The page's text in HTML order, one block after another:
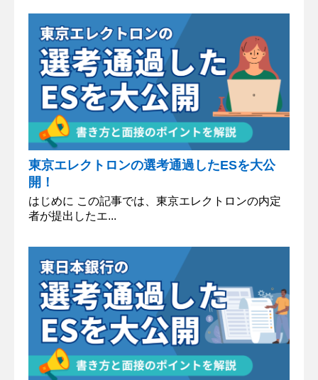
東京エレクトロンの選考通過したESを大公
開！
はじめに この記事では、東京エレクトロンの内定
者が提出したエ...